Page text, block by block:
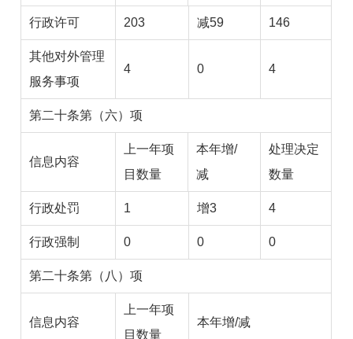
行政许可 203 减59 146
其他对外管理
服务事项
4 0 4
第二十条第（六）项
信息内容
上一年项
目数量
本年增/
减
处理决定
数量
行政处罚 1 增3 4
行政强制 0 0 0
第二十条第（八）项
信息内容
上一年项
目数量
本年增/减